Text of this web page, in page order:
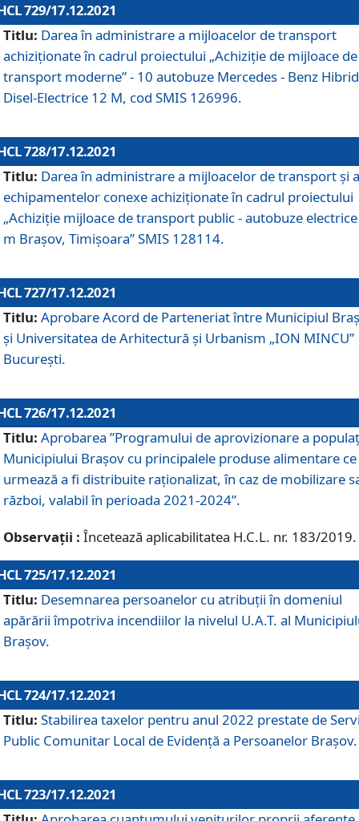
729/17.12.2021
Titlu: Darea în administrare a mijloacelor de transport
achiziționate în cadrul proiectului „Achiziţie de mijloace de
transport moderne” - 10 autobuze Mercedes - Benz Hibrid
Disel-Electrice 12 M, cod SMIS 126996.
728/17.12.2021
Titlu: Darea în administrare a mijloacelor de transport și a
echipamentelor conexe achiziționate în cadrul proiectului
„Achiziție mijloace de transport public - autobuze
m Brașov, Timișoara” SMIS 128114.
727/17.12.2021
Titlu: Aprobare Acord de Parteneriat între Municipiul
și Universitatea de Arhitectură și Urbanism „ION MINCU”
București.
726/17.12.2021
Titlu: Aprobarea ”Programului de aprovizionare a
Municipiului Braşov cu principalele produse alimentare ce
urmează a fi distribuite raționalizat, în caz de mobilizare
război, valabil în perioada 2021-2024”.
Observații : Încetează aplicabilitatea H.C.L. nr. 183/2019.
725/17.12.2021
Titlu: Desemnarea persoanelor cu atribuții în domeniul
apărării împotriva incendiilor la nivelul U.A.T. al
Brașov.
724/17.12.2021
Titlu: Stabilirea taxelor pentru anul 2022 prestate de
Public Comunitar Local de Evidență a Persoanelor Braşov.
723/17.12.2021